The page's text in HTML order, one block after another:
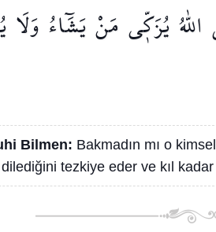
اللّٰهُيُزَكّ۪ي مَنْيَشَٓاءُ وَلَا
Bilmen: Bakmadın mı o
tezkiye eder ve kıl